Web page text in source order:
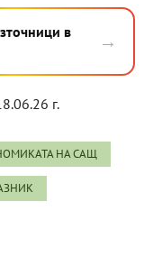
в
→
г.
НА САЩ